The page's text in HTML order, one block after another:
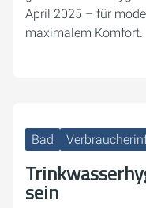
April 2025 – für
maximalem Komfort.
Bad
sein